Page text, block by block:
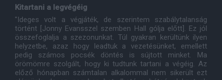
Kitartani a legvégéig
"Ideges volt a végjáték, de szerintem szabálytalanság
történt [Jonny Evansszel szemben Hall gólja előtt]. Ez jól
összefoglalja a szezonunkat. Túl gyakran kerültünk ilyen
helyzetbe, azaz hogy leadtuk a vezetésünket, emellett
pedig számos pocsék döntés is sújtott minket. Ma
örömömre szolgált, hogy ki tudtunk tartani a végéig. Az
előző hónapban számtalan alkalommal nem sikerült ezt